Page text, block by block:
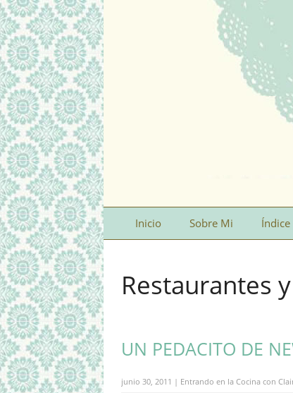
Inicio Sobre Mi Índice
Restaurantes
UN PEDACITO DE
junio 30, 2011 | Entrando en la Cocina con